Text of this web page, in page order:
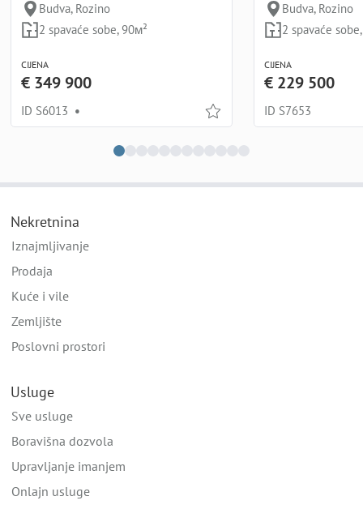
Budva, Rozino
2 spavaće sobe, 90м²
CIJENA
€ 349 900
ID S6013 •
Budva, Rozino
2 spavaće
CIJENA
€ 229 500
ID S7653
Nekretnina
Iznajmljivanje
Prodaja
Kuće i vile
Zemljište
Poslovni prostori
Usluge
Sve usluge
Boravišna dozvola
Upravljanje imanjem
Onlajn usluge